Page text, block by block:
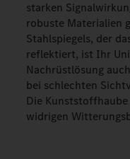
starken
robuste Materialien
Stahlspiegels, der
reflektiert, ist Ihr
Nachrüstlösung
bei schlechten
Die
widrigen